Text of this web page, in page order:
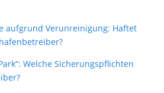
aufgrund Verunreinigung: Haftet
Welche Sicherungspflichten